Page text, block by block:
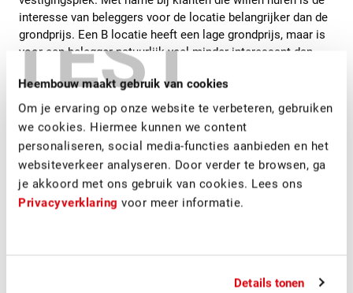
TEST
Heembouw maakt gebruik van cookies
Om je ervaring op onze website te verbeteren, gebruiken
we cookies. Hiermee kunnen we content
personaliseren, social media-functies aanbieden en het
websiteverkeer analyseren. Door verder te browsen, ga
je akkoord met ons gebruik van cookies. Lees ons
Privacyverklaring voor meer informatie.
Details tonen
interesse van beleggers voor de locatie belangrijker dan de
grondprijs. Een B locatie heeft een lage grondprijs, maar is
voor een belegger natuurlijk veel minder interessant dan
een A locatie. Dit is van grote invloed op de uiteindelijke
huurprijs.
U kent alle locaties al?
Klanten zijn vaak verrast door ons aanbod: wij komen met
mooie zichtlocaties, op interessante infrastructurele
knooppunten, tegen financieel aantrekkelijke condities.
maar dat wij achter de schermen bezig zijn met een